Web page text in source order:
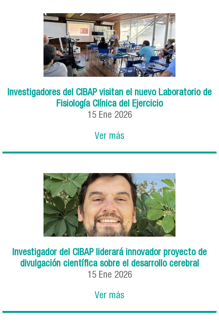
Investigadores del CIBAP visitan el nuevo Laboratorio de
Fisiología Clínica del Ejercicio
15 Ene 2026
Ver más
Investigador del CIBAP liderará innovador proyecto de
divulgación científica sobre el desarrollo cerebral
15 Ene 2026
Ver más